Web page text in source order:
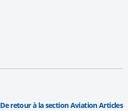
De retour à la section Aviation Articles